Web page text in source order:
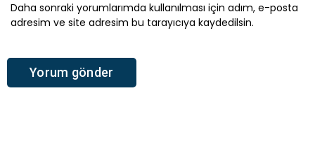
Daha sonraki yorumlarımda kullanılması için adım, e-posta
adresim ve site adresim bu tarayıcıya kaydedilsin.